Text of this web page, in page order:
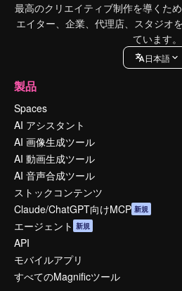
最高のクリエイティブ制作を導くた
エイター、企業、代理店、スタジオ
ています。
日本語
製品
Spaces
AI アシスタント
AI 画像生成ツール
AI 動画生成ツール
AI 音声合成ツール
ストックコンテンツ
Claude/ChatGPT向けMCP 新規
エージェント 新規
API
モバイルアプリ
すべてのMagnificツール